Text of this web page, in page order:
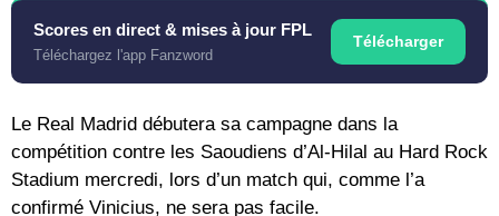
Scores en direct & mises à jour FPL
Téléchargez l'app Fanzword
Télécharger
Le Real Madrid débutera sa campagne dans la
compétition contre les Saoudiens d’Al-Hilal au Hard Rock
Stadium mercredi, lors d’un match qui, comme l’a
confirmé Vinicius, ne sera pas facile.